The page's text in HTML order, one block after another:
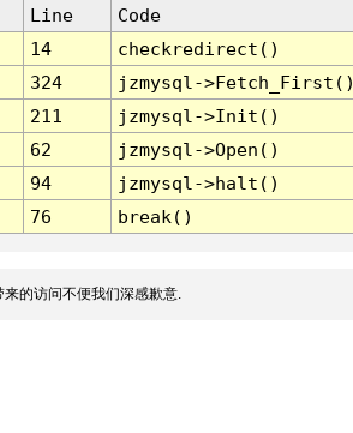
Line
Code
14
checkredirect()
324
jzmysql-
211
jzmysql->Init()
62
jzmysql->Open()
94
jzmysql->halt()
76 break()
的访问不便我们深感歉意.